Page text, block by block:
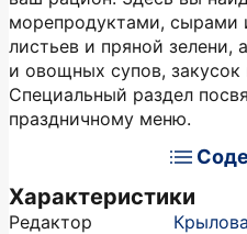
морепродуктами, сырами
листьев и пряной
и овощных супов,
Специальный раздел
праздничному меню.
Характеристики
Редактор